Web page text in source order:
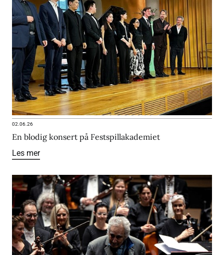
02.06.26
En blodig konsert på Festspillakademiet
Les mer